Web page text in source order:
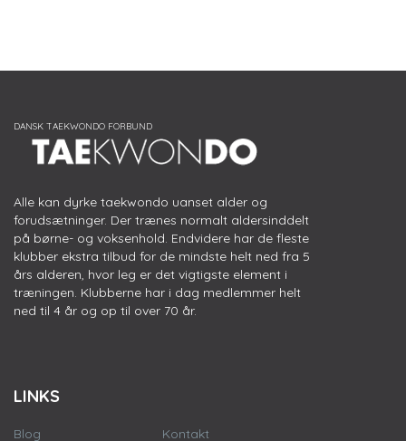
Alle kan dyrke taekwondo uanset alder og
forudsætninger. Der trænes normalt aldersinddelt
på børne- og voksenhold. Endvidere har de fleste
klubber ekstra tilbud for de mindste helt ned fra 5
års alderen, hvor leg er det vigtigste element i
træningen. Klubberne har i dag medlemmer helt
ned til 4 år og op til over 70 år.
LINKS
Blog Kontakt